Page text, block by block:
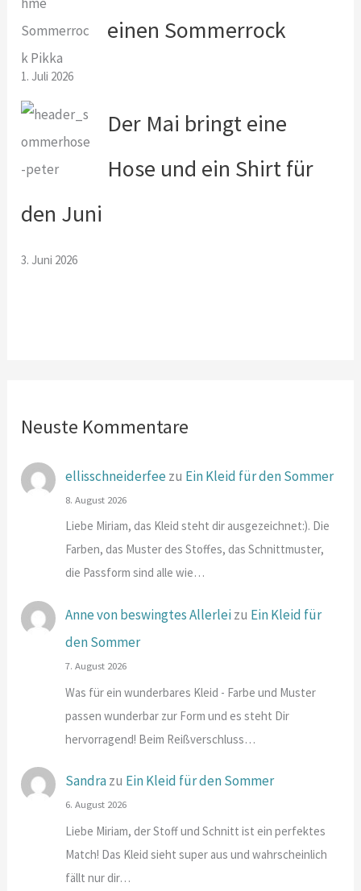
einen Sommerrock
1. Juli 2026
Der Mai bringt eine
Hose und ein Shirt für
den Juni
3. Juni 2026
Neuste Kommentare
ellisschneiderfee zu Ein Kleid für den Sommer
8. August 2026
Liebe Miriam, das Kleid steht dir ausgezeichnet:). Die
Farben, das Muster des Stoffes, das Schnittmuster,
die Passform sind alle wie…
Anne von beswingtes Allerleizu Ein Kleid für
den Sommer
7. August 2026
Was für ein wunderbares Kleid - Farbe und Muster
passen wunderbar zur Form und es steht Dir
hervorragend! Beim Reißverschluss…
Sandrazu Ein Kleid für den Sommer
6. August 2026
Liebe Miriam, der Stoff und Schnitt ist ein perfektes
Match! Das Kleid sieht super aus und wahrscheinlich
fällt nur dir…